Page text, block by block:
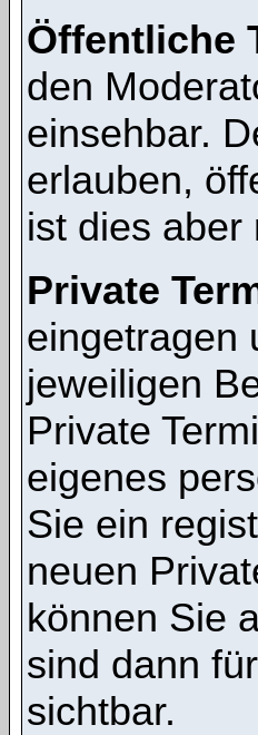
Öffentliche
den
einsehbar.
erlauben,
ist dies aber
Private
eingetragen
jeweiligen
Private
eigenes
Sie ein
neuen
können Sie
sind dann
sichtbar.